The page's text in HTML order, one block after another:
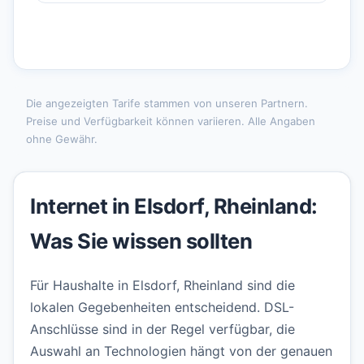
Die angezeigten Tarife stammen von unseren Partnern.
Preise und Verfügbarkeit können variieren. Alle Angaben
ohne Gewähr.
Internet in Elsdorf, Rheinland:
Was Sie wissen sollten
Für Haushalte in Elsdorf, Rheinland sind die
lokalen Gegebenheiten entscheidend. DSL-
Anschlüsse sind in der Regel verfügbar, die
Auswahl an Technologien hängt von der genauen